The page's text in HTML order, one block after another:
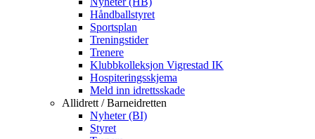
Håndballstyret
Sportsplan
Treningstider
Trenere
Klubbkolleksjon Vigrestad IK
Hospiteringsskjema
Meld inn idrettsskade
Allidrett / Barneidretten
Nyheter (BI)
Styret